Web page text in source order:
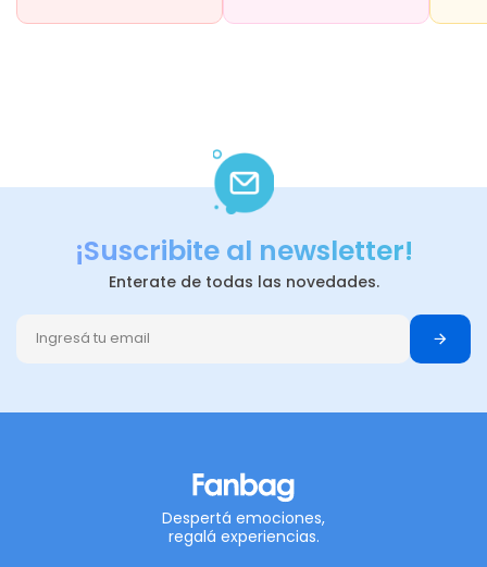
¡Suscribite al newsletter!
Enterate de todas las novedades.
Despertá emociones,
regalá experiencias.